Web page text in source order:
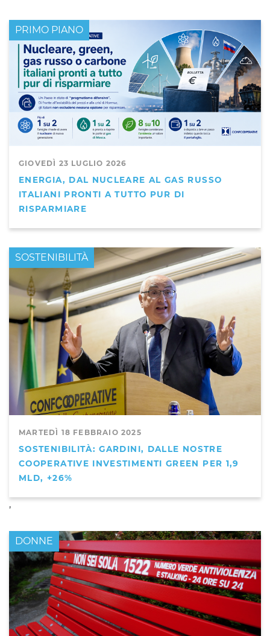
GIOVEDÌ 23 LUGLIO 2026
ENERGIA, DAL NUCLEARE AL GAS RUSSO
ITALIANI PRONTI A TUTTO PUR DI
RISPARMIARE
PRIMO PIANO
MARTEDÌ 18 FEBBRAIO 2025
SOSTENIBILITÀ: GARDINI, DALLE NOSTRE
COOPERATIVE INVESTIMENTI GREEN PER 1,9
MLD, +26%
PRIMO PIANO
,
SOSTENIBILITÀ
DONNE